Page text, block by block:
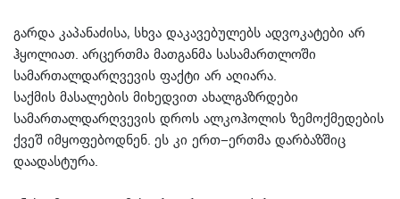
გარდა კაპანაძისა, სხვა დაკავებულებს ადვოკატები არ
ჰყოლიათ. არცერთმა მათგანმა სასამართლოში
სამართალდარღვევის ფაქტი არ აღიარა.
საქმის მასალების მიხედვით ახალგაზრდები
სამართალდარღვევის დროს ალკოჰოლის ზემოქმედების
ქვეშ იმყოფებოდნენ. ეს კი ერთ–ერთმა დარბაზშიც
დაადასტურა.